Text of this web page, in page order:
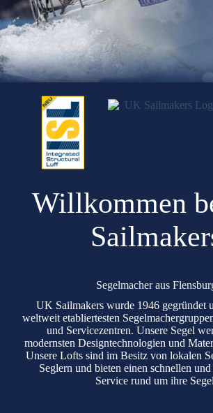
Willkommen
Segelmacher aus
UK Sailmakers wurde 1946 gegründet
weltweit etabliertesten
und Servicezentren. Unsere Segel
modernsten Designtechnologien und
Unsere Lofts sind im Besitz von lokalen
Seglern und bieten einen schnellen
Service rund um ihre